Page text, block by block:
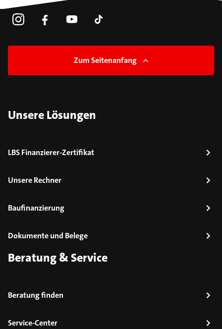
Zum Seitenanfang
Unsere Lösungen
LBS Finanzierer-Zertifikat
Unsere Rechner
Baufinanzierung
Dokumente und Belege
Beratung & Service
Beratung finden
Service-Center